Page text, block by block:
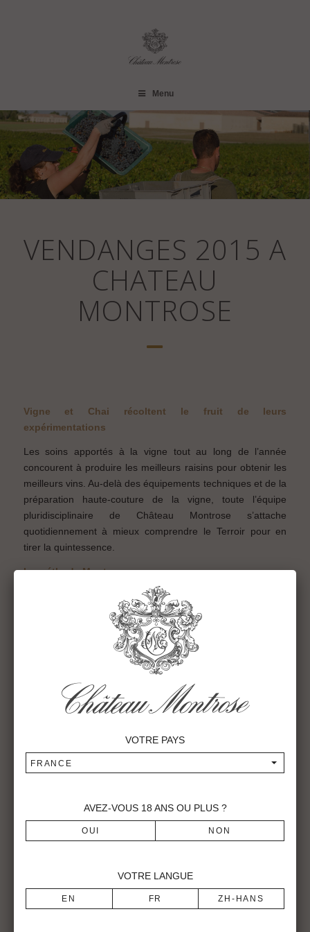
Menu
VENDANGES 2015 A
CHATEAU
MONTROSE
Vigne et Chai récoltent le fruit de leurs
expérimentations
Les soins apportés à la vigne tout au long de l’année
concourent à produire les meilleurs raisins pour obtenir les
meilleurs vins. Au-delà des équipements techniques et de la
préparation haute-couture de la vigne, toute l’équipe
pluridisciplinaire de Château Montrose s’attache
quotidiennement à mieux comprendre le Terroir pour en
tirer la quintessence.
La méthode Montrose
Afin d’obtenir des raisins de grande qualité conduits à
parfaite maturité et pouvoir ainsi produire des vins
puissants et élégants dans le pur style Montrose, toute
l’équipe de la propriété et notamment le tandem technique
Chef de Culture (Patricia Teynac) et Maitre de Chai (Vincent
Decup) travaille toute l’année « main dans la main » dans
une dynamique de recherches et d’expérimentations initiée
par le gérant, Hervé Berland. Deux études, consacrées à
vignoble vont trouver – pour les vendanges 2015 – leur
application grandeur nature, sur une partie du vignoble.
Le Terroir de Montrose, d’une grande unité, est riche
également par la diversité de ses sols. Chacun d’entre eux,
menée par survol de drone et prise de vues infrarouge du
vignoble, a permis de caractériser chaque parcelle et d’en
classifier les zones par potentiel. Associée à la dégustation
VOTRE PAYS
FRANCE
AVEZ-VOUS 18 ANS OU PLUS ?
VOTRE LANGUE